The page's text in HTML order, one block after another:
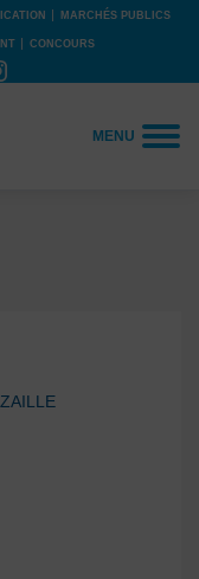
MARCHÉS PUBLICS
CONCOURS
MENU